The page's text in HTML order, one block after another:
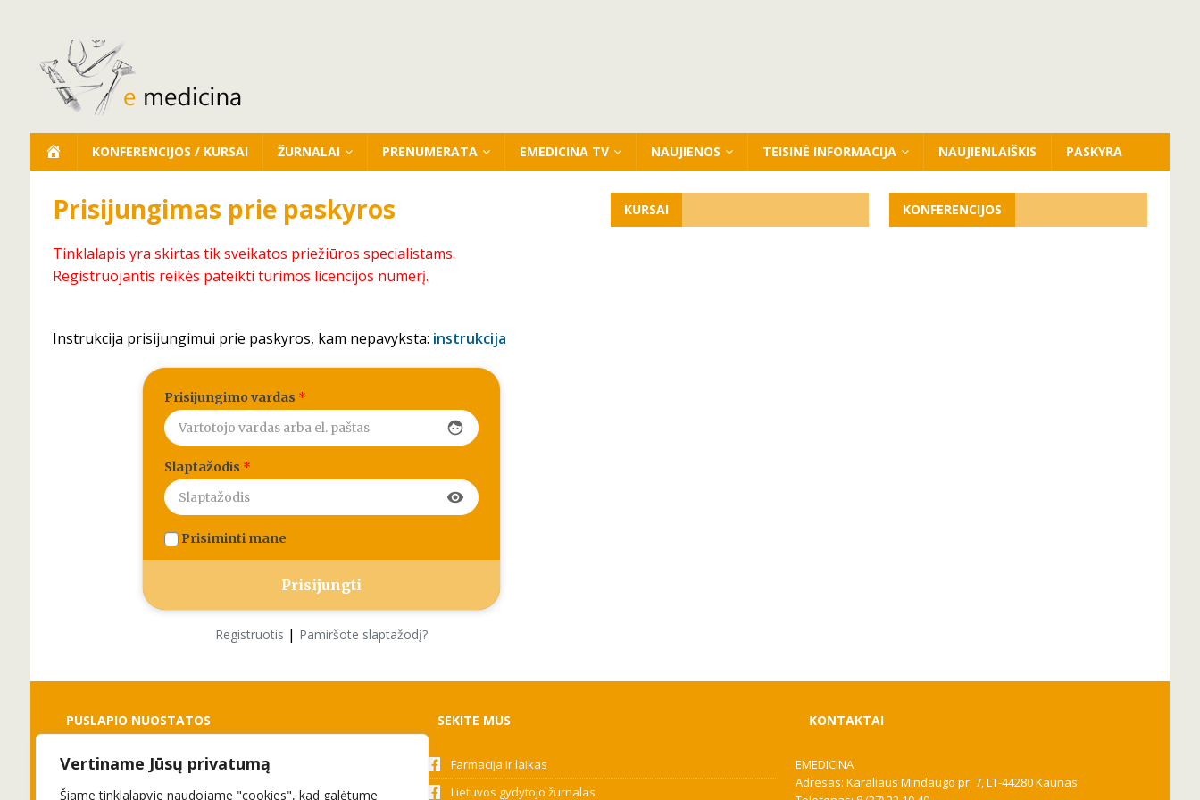
Vertiname Jūsų privatumą
Šiame tinklalapyje naudojame "cookies", kad galėtume
KONFERENCIJOS / KURSAI ŽURNALAI PRENUMERATA EMEDICINA TV NAUJIENOS TEISINĖ INFORMACIJA NAUJIENLAIŠKIS PASKYRA
Prisijungimas prie paskyros
Tinklalapis yra skirtas tik sveikatos priežiūros specialistams.
Registruojantis reikės pateikti turimos licencijos numerį.
Instrukcija prisijungimui prie paskyros, kam nepavyksta: instrukcija
Prisijungimo vardas *
face
Slaptažodis *
visibility
Prisiminti mane
Registruotis | Pamiršote slaptažodį?
KURSAI KONFERENCIJOS
PUSLAPIO NUOSTATOS
Slapukai
Privatumo politika
SEKITE MUS
Farmacija ir laikas
Lietuvos gydytojo žurnalas
KONTAKTAI
EMEDICINA
Adresas: Karaliaus Mindaugo pr. 7, LT-44280 Kaunas